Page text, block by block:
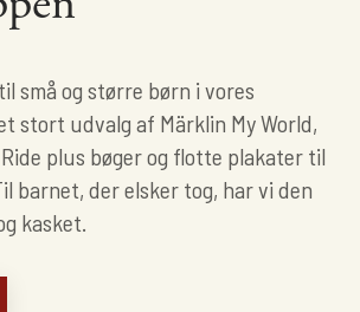
små og større børn i vores
stort udvalg af Märklin My World,
plus bøger og flotte plakater til
barnet, der elsker tog, har vi den
kasket.